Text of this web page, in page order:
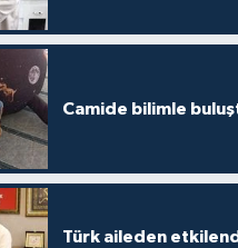
Camide bilimle
Türk aileden
Müftülüğü